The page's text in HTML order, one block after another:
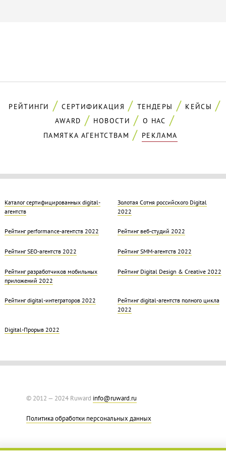
РЕЙТИНГИ СЕРТИФИКАЦИЯ ТЕНДЕРЫ
КЕЙСЫ
AWARD
НОВОСТИ
О НАС
ПАМЯТКА АГЕНТСТВАМ
РЕКЛАМА
Каталог сертифицированных digital-
агентств
Золотая Cотня российского Digital
2022
Рейтинг performance-агентств 2022 Рейтинг веб-студий 2022
Рейтинг SEO-агентств 2022 Рейтинг SMM-агентств 2022
Рейтинг разработчиков мобильных
приложений 2022
Рейтинг Digital Design & Creative 2022
Рейтинг digital-интеграторов 2022
Рейтинг digital-агентств полного цикла
2022
Digital-Прорыв 2022
© 2012 — 2024 Ruward info@ruward.ru
Политика обработки персональных данных